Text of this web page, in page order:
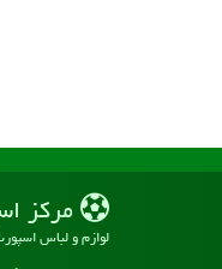
مركز
لوازم و لباس